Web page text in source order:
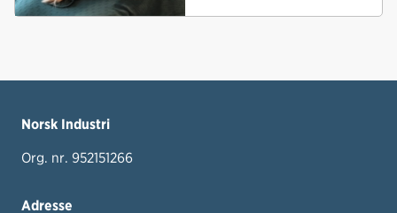
Norsk Industri
Org. nr. 952151266
Adresse